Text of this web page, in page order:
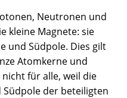
Neutronen und
kleine Magnete: sie
und Südpole. Dies gilt
Atomkerne und
nicht für alle, weil die
der beteiligten